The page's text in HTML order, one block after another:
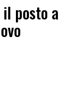
posto a